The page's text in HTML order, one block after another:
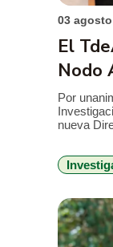
03
El
Nodo
Por
nueva
primera